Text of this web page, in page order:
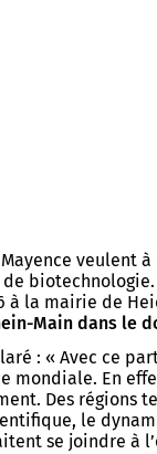
veulent
biotechnologie.
à la mairie de
Main dans le
: « Avec ce
mondiale. En
Des
le
se joindre à